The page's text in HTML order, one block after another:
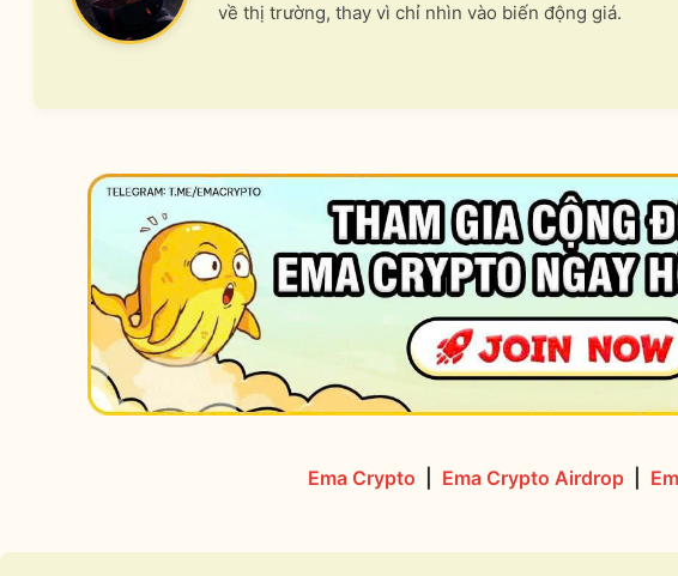
về thị trường, thay vì chỉ nhìn vào biến động giá.
Ema Crypto Ema Crypto Airdrop